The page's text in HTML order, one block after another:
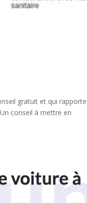
gratuit et qui
conseil à mettre en